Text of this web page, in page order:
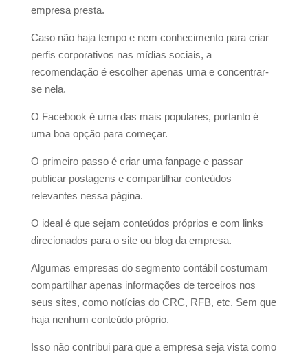
empresa presta.
Caso não haja tempo e nem conhecimento para criar
perfis corporativos nas mídias sociais, a
recomendação é escolher apenas uma e concentrar-
se nela.
O Facebook é uma das mais populares, portanto é
uma boa opção para começar.
O primeiro passo é criar uma fanpage e passar
publicar postagens e compartilhar conteúdos
relevantes nessa página.
O ideal é que sejam conteúdos próprios e com links
direcionados para o site ou blog da empresa.
Algumas empresas do segmento contábil costumam
compartilhar apenas informações de terceiros nos
seus sites, como notícias do CRC, RFB, etc. Sem que
haja nenhum conteúdo próprio.
Isso não contribui para que a empresa seja vista como